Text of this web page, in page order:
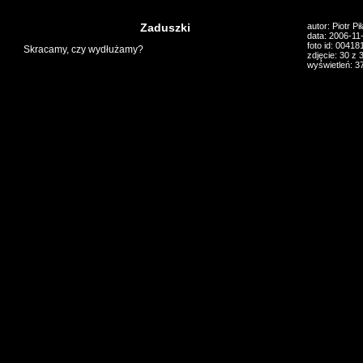
Zaduszki
Skracamy, czy wydłużamy?
autor: Piotr
data: 2006-
foto id: 004181
zdjęcie: 30 z
wyświetleń: